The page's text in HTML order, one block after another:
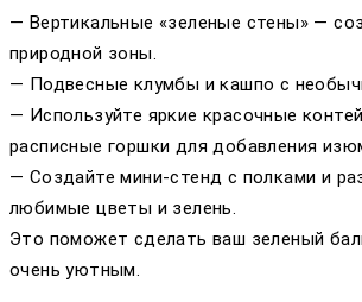
— Вертикальные «зеленые стены» —
природной зоны.
— Подвесные клумбы и кашпо с
— Используйте яркие красочные
расписные горшки для добавления
— Создайте мини-стенд с полками и
любимые цветы и зелень.
Это поможет сделать ваш зеленый
очень уютным.